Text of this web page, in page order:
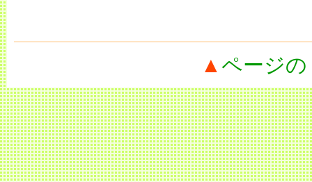
▲ ページ